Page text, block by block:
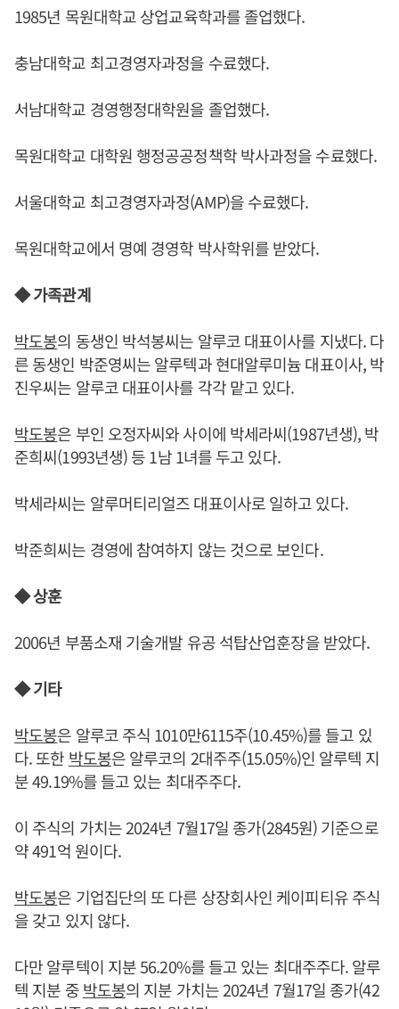
1985년 목원대학교 상업교육학과를 졸업했다.
충남대학교 최고경영자과정을 수료했다.
서남대학교 경영행정대학원을 졸업했다.
목원대학교 대학원 행정공공정책학 박사과정을 수료했다.
서울대학교 최고경영자과정(AMP)을 수료했다.
목원대학교에서 명예 경영학 박사학위를 받았다.
◆ 가족관계
박도봉의 동생인 박석봉씨는 알루코 대표이사를 지냈다. 다
른 동생인 박준영씨는 알루텍과 현대알루미늄 대표이사, 박
진우씨는 알루코 대표이사를 각각 맡고 있다.
박도봉은 부인 오정자씨와 사이에 박세라씨(1987년생), 박
준희씨(1993년생) 등 1남 1녀를 두고 있다.
박세라씨는 알루머티리얼즈 대표이사로 일하고 있다.
박준희씨는 경영에 참여하지 않는 것으로 보인다.
◆ 상훈
2006년 부품소재 기술개발 유공 석탑산업훈장을 받았다.
◆ 기타
박도봉은 알루코 주식 1010만6115주(10.45%)를 들고 있
다. 또한 박도봉은 알루코의 2대주주(15.05%)인 알루텍 지
분 49.19%를 들고 있는 최대주주다.
이 주식의 가치는 2024년 7월17일 종가(2845원) 기준으로
약 491억 원이다.
박도봉은 기업집단의 또 다른 상장회사인 케이피티유 주식
을 갖고 있지 않다.
다만 알루텍이 지분 56.20%를 들고 있는 최대주주다. 알루
텍 지분 중박도봉의 지분 가치는 2024년 7월17일 종가(42